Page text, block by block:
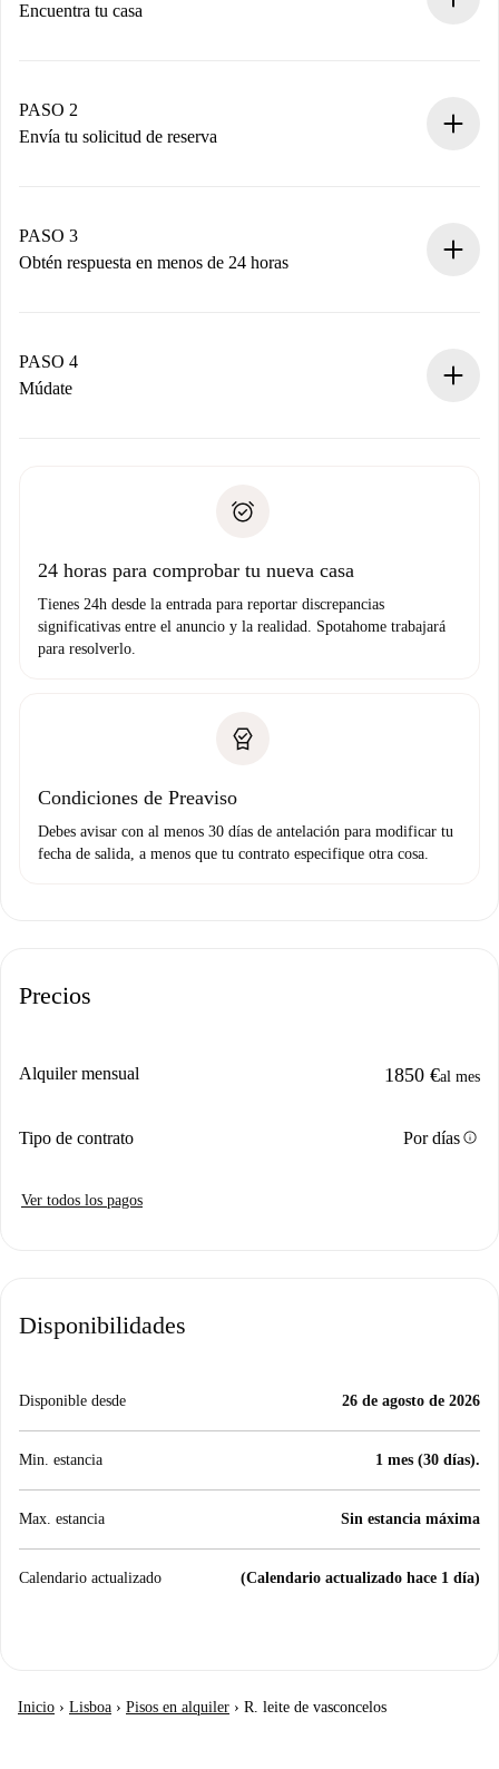
Encuentra tu casa
Tienes toda la información necesaria por adelantado.
PASO 2
Envía tu solicitud de reserva
propietario acepte.
PASO 3
Obtén respuesta en menos de 24 horas
contacto con el propietario.
Si es rechazada: No te haremos ningún cargo y te
Prueba de solvencia
PASO 4
Múdate
no nos comunicas ningún problema.
24 horas para comprobar tu nueva casa
Tienes 24h desde la entrada para reportar discrepancias
significativas entre el anuncio y la realidad. Spotahome trabajará
para resolverlo.
Condiciones de Preaviso
Debes avisar con al menos 30 días de antelación para modificar tu
fecha de salida, a menos que tu contrato especifique otra cosa.
Precios
Alquiler mensual 1850 €al mes
Tipo de contrato Por díasinfo
Ver todos los pagos
Disponibilidades
Disponible desde 26 de agosto de 2026
Min. estancia 1 mes (30 días).
Max. estancia Sin estancia máxima
Calendario actualizado (Calendario actualizado hace 1 día)
Inicio › Lisboa › Pisos en alquiler › R. leite de vasconcelos